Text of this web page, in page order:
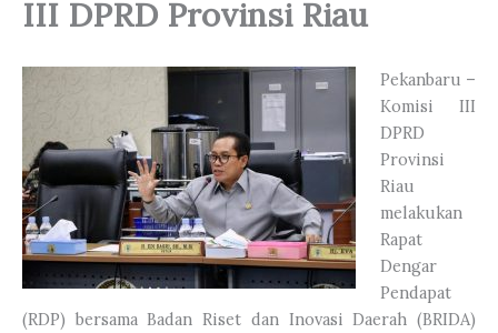
III DPRD Provinsi Riau
Pekanbaru –
Komisi III
DPRD
Provinsi
Riau
melakukan
Rapat
Dengar
Pendapat
(RDP) bersama Badan Riset dan Inovasi Daerah (BRIDA)